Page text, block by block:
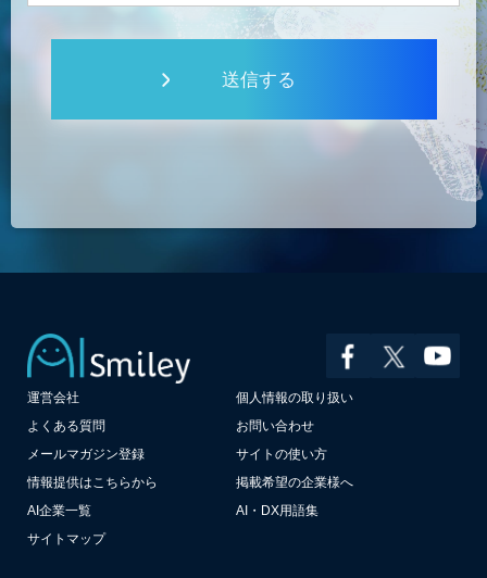
送信する
運営会社
個人情報の取り扱い
よくある質問
お問い合わせ
メールマガジン登録
サイトの使い方
情報提供はこちらから
掲載希望の企業様へ
AI企業一覧
AI・DX用語集
サイトマップ